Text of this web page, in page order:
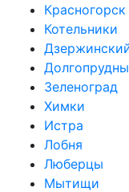
Красногорск
Котельники
Зеленоград
Химки
Истра
Лобня
Люберцы
Мытищи